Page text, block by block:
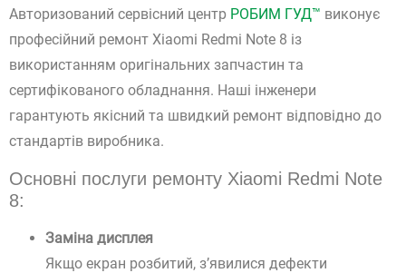
Авторизований сервісний центр РОБИМ ГУД™ виконує
професійний ремонт Xiaomi Redmi Note 8 із
використанням оригінальних запчастин та
сертифікованого обладнання. Наші інженери
гарантують якісний та швидкий ремонт відповідно до
стандартів виробника.
Основні послуги ремонту Xiaomi Redmi Note
8:
Заміна дисплея
Якщо екран розбитий, з’явилися дефекти